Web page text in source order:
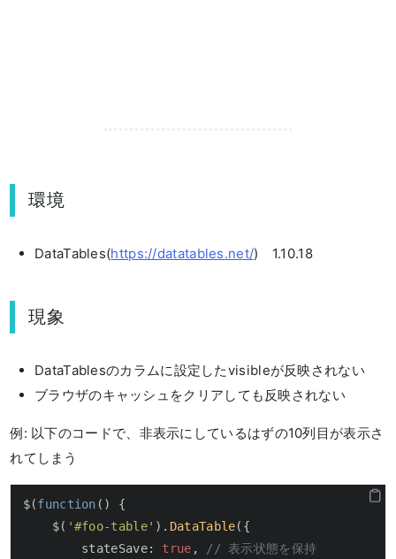
環境
DataTables(https://datatables.net/) 1.10.18
現象
DataTablesのカラムに設定したvisibleが反映されない
ブラウザのキャッシュをクリアしても反映されない
例: 以下のコードで、非表示にしているはずの10列目が表示さ
れてしまう
$(function ( ) {
    $(
'#foo-table' ). DataTable({
stateSave: true ,
// 表示状態を保持